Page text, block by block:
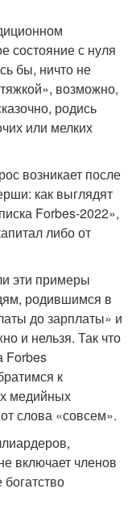
состояние с нуля
бы, ничто не
возможно,
родись
или мелких
возникает после
как выглядят
Forbes-2022»,
либо от
эти примеры
родившимся в
до зарплаты» и
и нельзя. Так что
Forbes
к
медийных
слова «совсем».
включает членов